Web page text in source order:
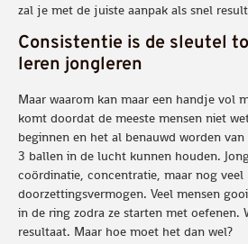
zal je met de juiste aanpak als snel
Consistentie is de sleutel
leren jongleren
Maar waarom kan maar een handje vol
komt doordat de meeste mensen niet
beginnen en het al benauwd worden
3 ballen in de lucht kunnen houden.
coördinatie, concentratie, maar nog
doorzettingsvermogen. Veel mensen
in de ring zodra ze starten met oefenen.
resultaat. Maar hoe moet het dan wel?